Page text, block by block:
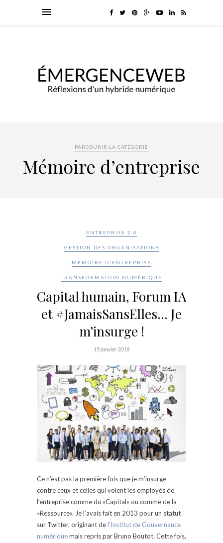
PARCOURIR LA CATÉGORIE
Mémoire d’entreprise
ENTREPRISE 2.0
GESTION DES ORGANISATIONS
MÉMOIRE D'ENTREPRISE
TRANSFORMATION NUMÉRIQUE
Capital humain, Forum IA
et #JamaisSansElles… Je
m’insurge !
15 janvier 2018
Ce n’est pas la première fois que je m’insurge
contre ceux et celles qui voient les employés de
l’entreprise comme du «Capital» ou comme de la
«Ressource». Je l’avais fait en 2013 pour un statut
sur Twitter, originant del’Institut de Gouvernance
numériquemais repris par Bruno Boutot. Cette fois,